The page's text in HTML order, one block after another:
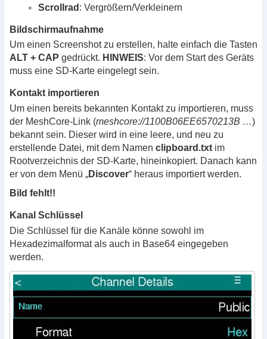
Scrollrad : Vergrößern/Verkleinern
Bildschirmaufnahme
Um einen Screenshot zu erstellen, halte einfach die Tasten
ALT + CAP gedrückt. HINWEIS: Vor dem Start des Geräts
muss eine SD-Karte eingelegt sein.
Kontakt importieren
Um einen bereits bekannten Kontakt zu importieren, muss
der MeshCore-Link (meshcore://1100B06EE6570213B …)
bekannt sein. Dieser wird in eine leere, und neu zu
erstellende Datei, mit dem Namen clipboard.txt im
Rootverzeichnis der SD-Karte, hineinkopiert. Danach kann
er von dem Menü „Discover“ heraus importiert werden.
Bild fehlt!!
Kanal Schlüssel
Die Schlüssel für die Kanäle könne sowohl im
Hexadezimalformat als auch in Base64 eingegeben
werden.